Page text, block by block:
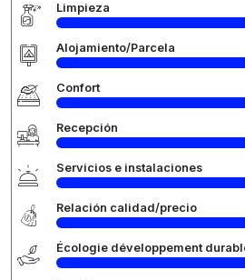
Limpieza
Alojamiento/Parcela
Confort
Recepción
Servicios e instalaciones
Relación calidad/precio
Écologie développement